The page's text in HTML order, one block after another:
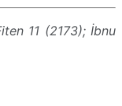
11 (2173); İbnu